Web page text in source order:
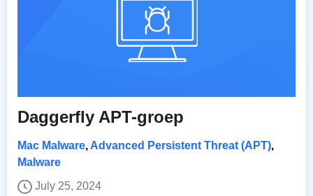
Daggerfly APT-groep
Mac Malware, Advanced Persistent Threat (APT),
Malware
July 25, 2024